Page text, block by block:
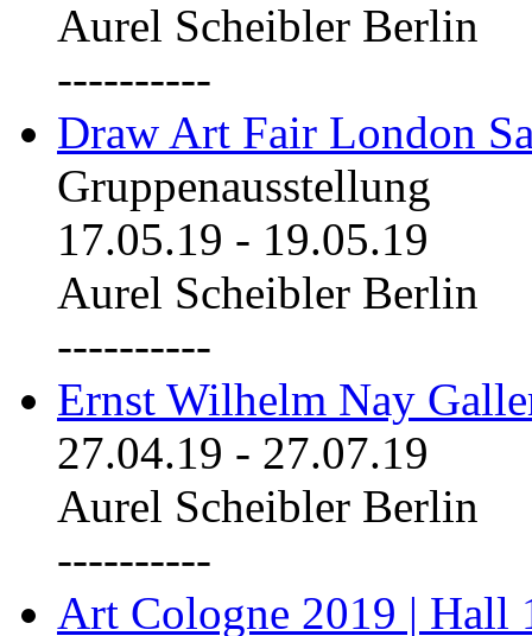
Aurel Scheibler Berlin
----------
Draw Art Fair London
Gruppenausstellung
17.05.19 - 19.05.19
Aurel Scheibler Berlin
----------
Ernst Wilhelm Nay
27.04.19 - 27.07.19
Aurel Scheibler Berlin
----------
Art Cologne 2019 | Hall